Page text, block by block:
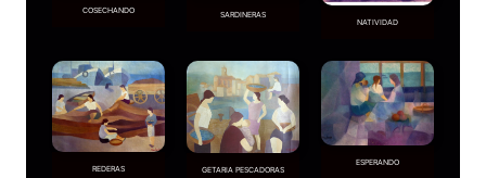
COSECHANDO SARDINERAS
NATIVIDAD
REDERAS GETARIA PESCADORAS
ESPERANDO